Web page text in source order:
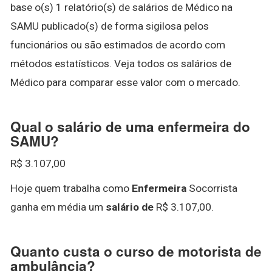
base o(s) 1 relatório(s) de salários de Médico na
SAMU publicado(s) de forma sigilosa pelos
funcionários ou são estimados de acordo com
métodos estatísticos. Veja todos os salários de
Médico para comparar esse valor com o mercado.
Qual o salário de uma enfermeira do
SAMU?
R$ 3.107,00
Hoje quem trabalha como Enfermeira Socorrista
ganha em média um salário de R$ 3.107,00.
Quanto custa o curso de motorista de
ambulância?